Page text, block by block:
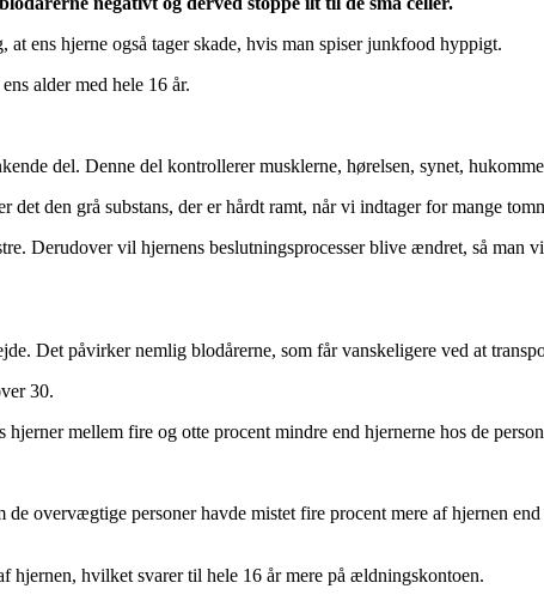
ens hjerne også tager skade, hvis man spiser junkfood hyppigt.
alder med hele 16 år.
del. Denne del kontrollerer musklerne, hørelsen, synet,
den grå substans, der er hårdt ramt, når vi indtager for mange
Derudover vil hjernens beslutningsprocesser blive ændret, så man
Det påvirker nemlig blodårerne, som får vanskeligere ved at
30.
mellem fire og otte procent mindre end hjernerne hos de
overvægtige personer havde mistet fire procent mere af hjernen
hjernen, hvilket svarer til hele 16 år mere på ældningskontoen.